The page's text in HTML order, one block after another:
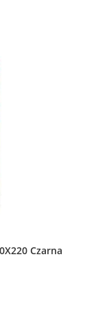
Czarna